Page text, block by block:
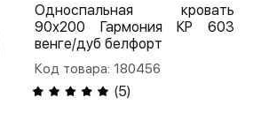
Односпальная кровать
90х200 Гармония КР 603
венге/дуб белфорт
Код товара: 180456
(5)